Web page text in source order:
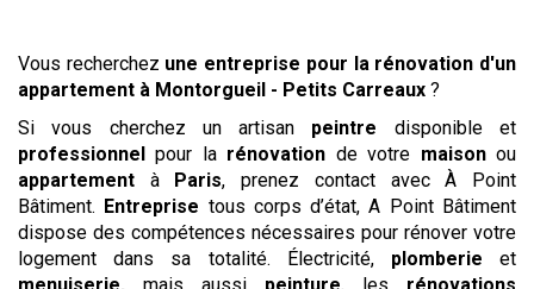
Vous recherchez une entreprise pour la rénovation d'un
appartement à Montorgueil - Petits Carreaux ?
Si vous cherchez un artisan peintre disponible et
professionnel pour la rénovation de votre maisonou
appartement à Paris, prenez contact avec À Point
Bâtiment. Entreprise tous corps d’état, A Point Bâtiment
dispose des compétences nécessaires pour rénover votre
logement dans sa totalité. Électricité, plomberie et
menuiserie, mais aussi peinture, les rénovations